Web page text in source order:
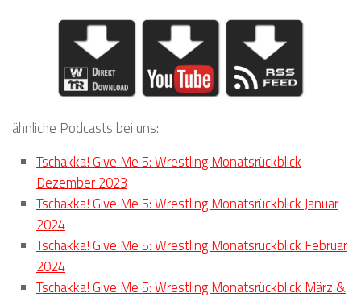
ähnliche Podcasts bei uns:
Tschakka! Give Me 5: Wrestling Monatsrückblick
Dezember 2023
Tschakka! Give Me 5: Wrestling Monatsrückblick Januar
2024
Tschakka! Give Me 5: Wrestling Monatsrückblick Februar
2024
Tschakka! Give Me 5: Wrestling Monatsrückblick März &